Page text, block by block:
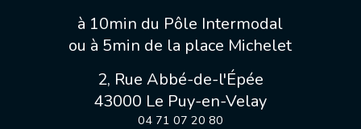
à 10min du Pôle Intermodal
ou à 5min de la place Michelet
2, Rue Abbé-de-l'Épée
43000 Le Puy-en-Velay
04 71 07 20 80